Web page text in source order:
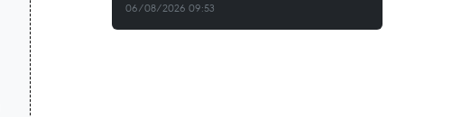
06/08/2026 09:53